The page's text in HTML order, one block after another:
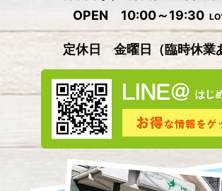
2024年6月(4)
2024年5月(4)
2024年4月 (2)
2024年3月(5)
2024年2月(3)
2024年1月(3)
2023年12月
2023年11月(2)
OPEN 10:00～19:30
定休日 金曜日 （臨時休業